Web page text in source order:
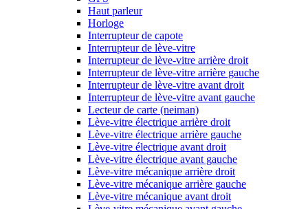
Haut parleur
Horloge
Interrupteur de capote
Interrupteur de lève-vitre
Interrupteur de lève-vitre arrière droit
Interrupteur de lève-vitre arrière gauche
Interrupteur de lève-vitre avant droit
Interrupteur de lève-vitre avant gauche
Lecteur de carte (neiman)
Lève-vitre électrique arrière droit
Lève-vitre électrique arrière gauche
Lève-vitre électrique avant droit
Lève-vitre électrique avant gauche
Lève-vitre mécanique arrière droit
Lève-vitre mécanique arrière gauche
Lève-vitre mécanique avant droit